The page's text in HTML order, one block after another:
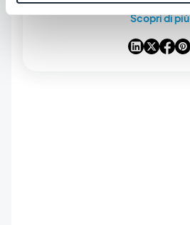
attraverso la nostra
in-uno.
Scopri di più